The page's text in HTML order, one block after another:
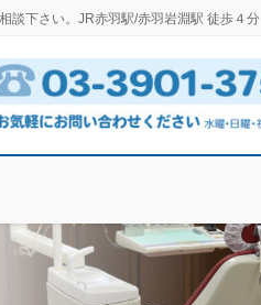
談下さい。JR赤羽駅/赤羽岩淵駅 徒歩４分